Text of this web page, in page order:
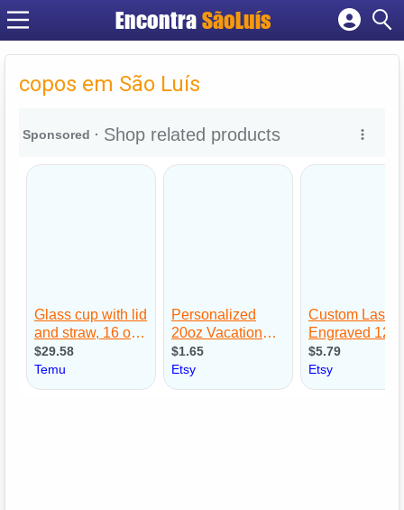
Encontra SãoLuís
Cadastrar empresa
Criar conta
copos em São Luís